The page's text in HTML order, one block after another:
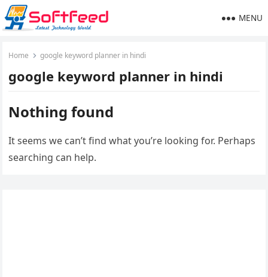
MENU
Home google keyword planner in hindi
google keyword planner in hindi
Nothing found
It seems we can’t find what you’re looking for. Perhaps
searching can help.